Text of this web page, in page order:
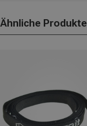
Ähnliche Produkte